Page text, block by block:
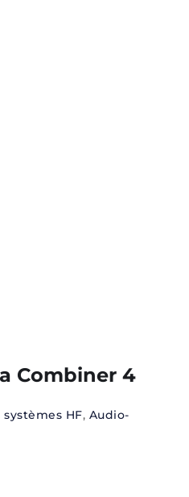
Combiner 4
systèmes HF, Audio-